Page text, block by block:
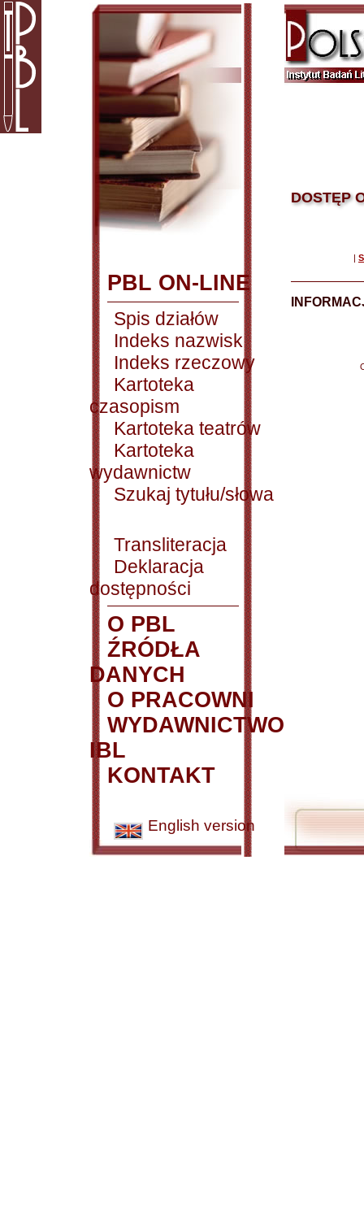
PBL ON-LINE
Spis działów
Indeks nazwisk
Indeks rzeczowy
Kartoteka
czasopism
Kartoteka teatrów
Kartoteka
wydawnictw
Szukaj tytułu/słowa
Transliteracja
Deklaracja
dostępności
O PBL
ŹRÓDŁA
DANYCH
O PRACOWNI
WYDAWNICTWO
IBL
KONTAKT
English version
DOSTĘP
|